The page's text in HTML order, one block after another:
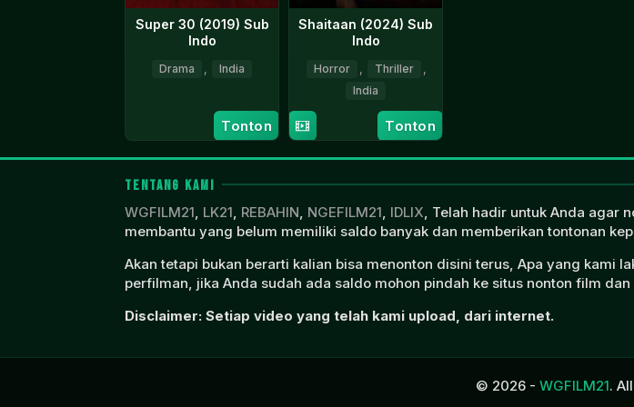
Super 30 (2019) Sub
Indo
Drama , India
2019
BahlTonton
Shaitaan (2024) Sub
Indo
Horror , Thriller
,
India
Mar
2024
Vikas
Bahl
Tonton
TENTANG KAMI
WGFILM21, LK21, REBAHIN, NGEFILM21, IDLIX, Telah hadir untuk Anda agar
membantu yang belum memiliki saldo banyak dan memberikan tontonan
Akan tetapi bukan berarti kalian bisa menonton disini terus, Apa yang kami
perfilman, jika Anda sudah ada saldo mohon pindah ke situs nonton film
Disclaimer: Setiap video yang telah kami upload, dari internet.
© 2026 - WGFILM21.